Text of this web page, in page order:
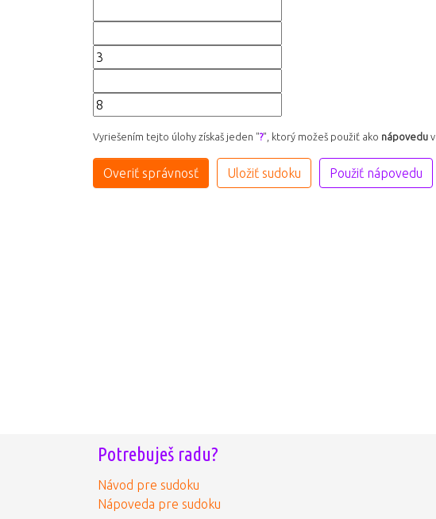
Vyriešením tejto úlohy získaš jeden "?", ktorý možeš použiť ako nápovedu v
Potrebuješ radu?
Návod pre sudoku
Nápoveda pre sudoku